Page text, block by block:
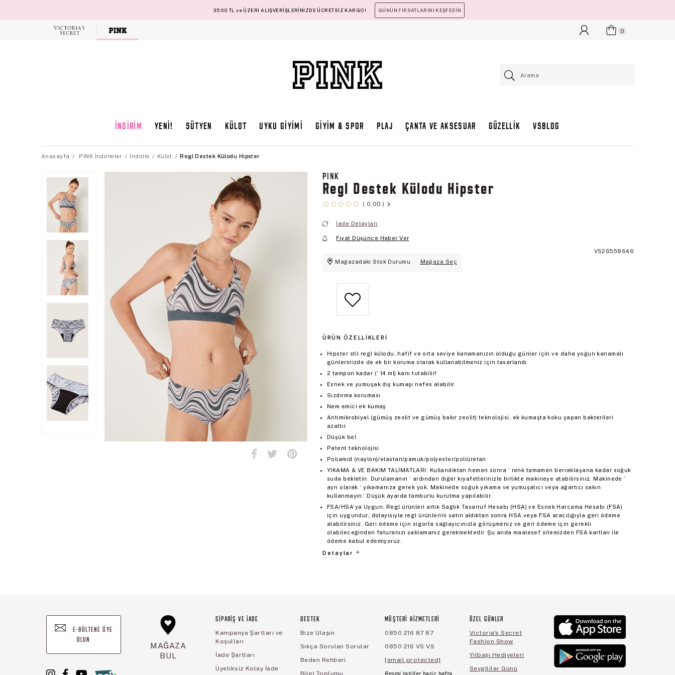
3500 TL ve ÜZERİ ALIŞVERİŞLERİNİZDE ÜCRETSİZ KARGO! GÜNÜN FIRSATLARINI KEŞFEDİN
Victoria's
0
İNDİRİM YENİ! SÜTYEN KÜLOT UYKU GİYİMİ GİYİM & SPOR PLAJ ÇANTA VE AKSESUAR GÜZELLİK VSBLOG
Anasayfa PINK İndirimler İndirim Külot Regl Destek Külodu Hipster
PINK
Regl Destek Külodu Hipster
0,00
İade Detayları
Fiyat Düşünce Haber Ver
VS26558646
Mağazadaki Stok Durumu
Mağaza Seç
ÜRÜN ÖZELLIKLERI
Hipster stil regl külodu, hafif ve orta seviye kanamanızın olduğu günler için ve daha yoğun kanamalı
günlerinizde de ek bir koruma olarak kullanabilmeniz için tasarlandı.
2 tampon kadar (’ 14 ml) kanı tutabilir!
Esnek ve yumuşak dış kumaşı nefes alabilir.
Sızdırma koruması
Nem emici ek kumaş
Antimikrobiyal (gümüş zeolit ve gümüş bakır zeolit) teknolojisi, ek kumaşta koku yapan bakterileri
azaltır.
Düşük bel
Patent teknolojisi
Poliamid (naylon)/elastan/pamuk/polyester/poliüretan
YIKAMA & VE BAKIM TALİMATLARI: Kullandıktan hemen sonra ‘ renk tamamen berraklaşana kadar soğuk
suda bekletin. Durulamanın ’ ardından diğer kıyafetlerinizle birlikte makineye atabilirsiniz. Makinede ’
ayrı olarak ‘ yıkamanıza gerek yok. Makinede soğuk yıkama ve yumuşatıcı veya ağartıcı sakın
kullanmayın.’ Düşük ayarda tamburlu kurutma yapılabilir.
FSA/HSA’ya Uygun: Regl ürünleri artık Sağlık Tasarruf Hesabı (HSA) ve Esnek Harcama Hesabı (FSA)
için uygundur; dolayısıyla regl ürünlerini satın aldıktan sonra HSA veya FSA aracılığıyla geri ödeme
alabilirsiniz. Geri ödeme için sigorta sağlayıcınızla görüşmeniz ve geri ödeme için gerekli
olabileceğinden faturanızı saklamanız gerekmektedir. Şu anda maalesef sitemizden FSA kartları ile
ödeme kabul edemiyoruz.
Detaylar
E-BÜLTENE ÜYE
OLUN
MAĞAZA
BUL
SİPARİŞ VE İADE
Kampanya Şartları ve
Koşulları
İade Şartları
Üyeliksiz Kolay İade
DESTEK
Bize Ulaşın
Sıkça Sorulan Sorular
Beden Rehberi
Bilgi Toplumu
MÜŞTERİ HİZMETLERİ
0850 216 87 87
0850 216 VS VS
[email protected]
Resmi tatiller hariç hafta
ÖZEL GÜNLER
Victoria's Secret
Fashion Show
Yılbaşı Hediyeleri
Sevgililer Günü